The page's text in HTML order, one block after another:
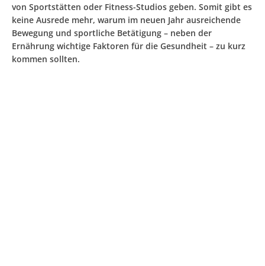
von Sportstätten oder Fitness-Studios geben. Somit gibt es
keine Ausrede mehr, warum im neuen Jahr ausreichende
Bewegung und sportliche Betätigung – neben der
Ernährung wichtige Faktoren für die Gesundheit – zu kurz
kommen sollten.